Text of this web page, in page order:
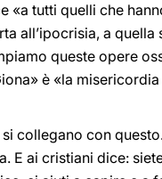
tutti quelli che
all’ipocrisia, a quella
queste opere
è «la
collegano con
ai cristiani dice: